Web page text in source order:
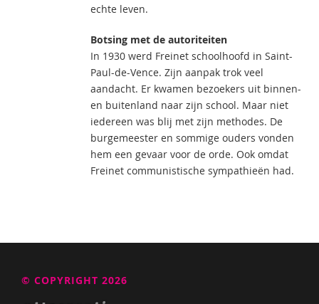
echte leven.
Botsing met de autoriteiten
In 1930 werd Freinet schoolhoofd in Saint-
Paul-de-Vence. Zijn aanpak trok veel
aandacht. Er kwamen bezoekers uit binnen-
en buitenland naar zijn school. Maar niet
iedereen was blij met zijn methodes. De
burgemeester en sommige ouders vonden
hem een gevaar voor de orde. Ook omdat
Freinet communistische sympathieën had.
© COPYRIGHT 2026